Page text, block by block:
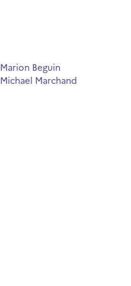
Marion Beguin
Michael Marchand